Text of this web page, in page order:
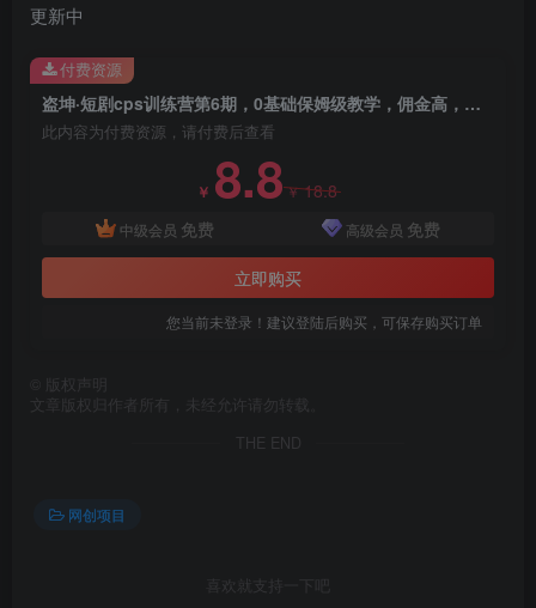
更新中
盗坤·短剧cps训练营第6期，0基础保姆级教学，佣金高，一手渠道
此内容为付费资源，请付费后查看
￥ 8.8￥18.8
中级会员 免费 高级会员 免费
立即购买
您当前未登录！建议登陆后购买，可保存购买订单
付费资源
版权声明
文章版权归作者所有，未经允许请勿转载。
THE END
网创项目
喜欢就支持一下吧